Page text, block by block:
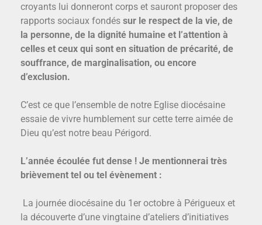
croyants lui donneront corps et sauront proposer des
rapports sociaux fondés sur le respect de la vie, de
la personne, de la dignité humaine et l’attention à
celles et ceux qui sont en situation de précarité, de
souffrance, de marginalisation, ou encore
d’exclusion.
C’est ce que l’ensemble de notre Eglise diocésaine
essaie de vivre humblement sur cette terre aimée de
Dieu qu’est notre beau Périgord.
L’année écoulée fut dense ! Je mentionnerai très
brièvement tel ou tel évènement :
La journée diocésaine du 1er octobre à Périgueux et
la découverte d’une vingtaine d’ateliers d’initiatives